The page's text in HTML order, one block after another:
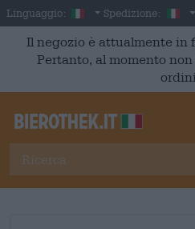
Skip to main content
Linguaggio: Italian
Spedizione:
Il negozio è attualmente in
Pertanto, al momento
ordini.